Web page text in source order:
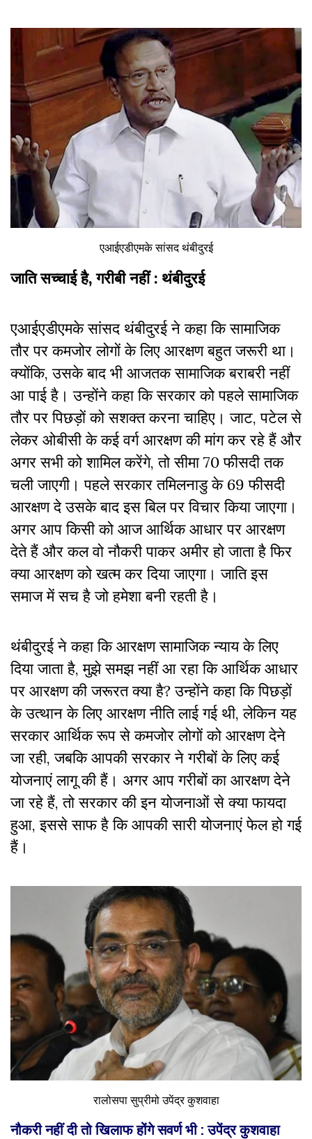
एआईएडीएमके सांसद थंबीदुरई
जाति सच्चाई है, गरीबी नहीं : थंबीदुरई
एआईएडीएमके सांसद थंबीदुरई ने कहा कि सामाजिक
तौर पर कमजोर लोगों के लिए आरक्षण बहुत जरूरी था।
क्योंकि, उसके बाद भी आजतक सामाजिक बराबरी नहीं
आ पाई है। उन्होंने कहा कि सरकार को पहले सामाजिक
तौर पर पिछड़ों को सशक्त करना चाहिए। जाट, पटेल से
लेकर ओबीसी के कई वर्ग आरक्षण की मांग कर रहे हैं और
अगर सभी को शामिल करेंगे, तो सीमा 70 फीसदी तक
चली जाएगी। पहले सरकार तमिलनाडु के 69 फीसदी
आरक्षण दे उसके बाद इस बिल पर विचार किया जाएगा।
अगर आप किसी को आज आर्थिक आधार पर आरक्षण
देते हैं और कल वो नौकरी पाकर अमीर हो जाता है फिर
क्या आरक्षण को खत्म कर दिया जाएगा। जाति इस
समाज में सच है जो हमेशा बनी रहती है।
थंबीदुरई ने कहा कि आरक्षण सामाजिक न्याय के लिए
दिया जाता है, मुझे समझ नहीं आ रहा कि आर्थिक आधार
पर आरक्षण की जरूरत क्या है? उन्होंने कहा कि पिछड़ों
के उत्थान के लिए आरक्षण नीति लाई गई थी, लेकिन यह
सरकार आर्थिक रूप से कमजोर लोगों को आरक्षण देने
जा रही, जबकि आपकी सरकार ने गरीबों के लिए कई
योजनाएं लागू की हैं। अगर आप गरीबों का आरक्षण देने
जा रहे हैं, तो सरकार की इन योजनाओं से क्या फायदा
हुआ, इससे साफ है कि आपकी सारी योजनाएं फेल हो गई
हैं।
रालोसपा सुप्रीमो उपेंद्र कुशवाहा
नौकरी नहीं दी तो खिलाफ होंगे सवर्ण भी : उपेंद्र कुशवाहा